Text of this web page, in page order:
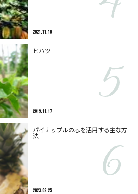
2021.11.10
ヒハツ
2019.11.17
パイナップルの芯を活用する主な方
法
2023.09.25